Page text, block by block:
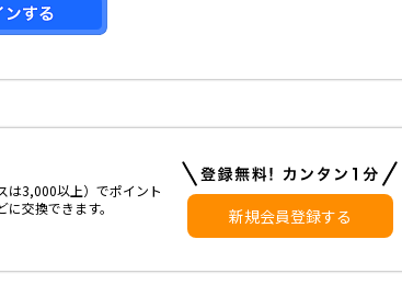
は3,000以上）でポイント
交換できます。
新規会員登録する